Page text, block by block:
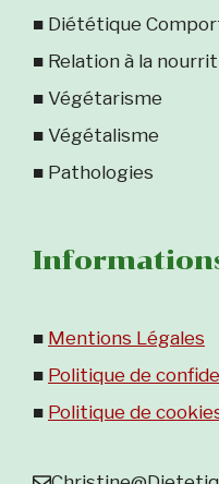
■ Diététique
■ Relation à la
■ Végétarisme
■ Végétalisme
■ Pathologies
■ Mentions Légales
■ Politique de
■ Politique de